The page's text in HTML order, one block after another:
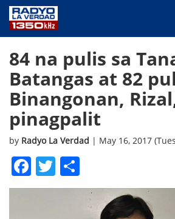
PUBLIC SERVICE
ANNOUNCEMENTS
PROGRAMS
ABOUT
CONTACT US
84 na pulis sa
Batangas at 82
Binangonan,
pinagpalit
by Radyo La Verdad | May 16, 2017
Facebook
Twitter